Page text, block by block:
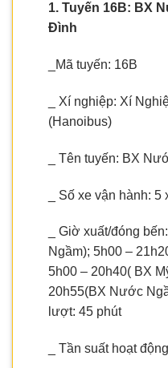
1. Tuyến 16B: BX
Đình
_Mã tuyến: 16B
_ Xí nghiệp: Xí
(Hanoibus)
_ Tên tuyến: BX
_ Số xe vận hành: 5
_ Giờ xuất/đóng
Ngầm); 5h00 –
5h00 – 20h40( BX
20h55(BX Nước
lượt: 45 phút
_ Tần suất hoạt